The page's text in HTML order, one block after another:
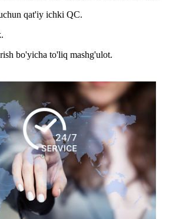
qat'iy ichki QC.
bo'yicha to'liq mashg'ulot.